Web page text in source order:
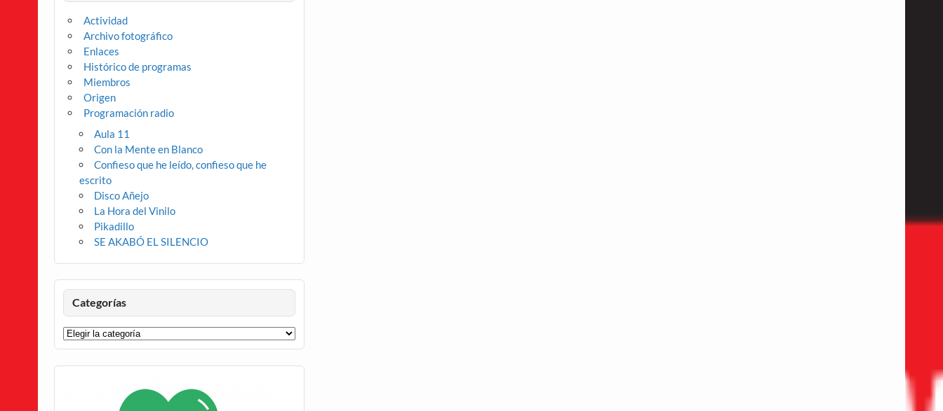
Actividad
Archivo fotográfico
Enlaces
Histórico de programas
Miembros
Origen
Programación radio
Aula 11
Con la Mente en Blanco
Confieso que he leído, confieso que he
escrito
Disco Añejo
La Hora del Vinilo
Pikadillo
SE AKABÓ EL SILENCIO
Categorías
Categorías